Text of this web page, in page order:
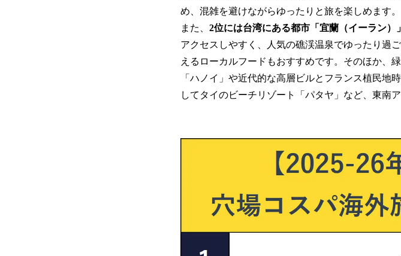
め、混雑を避けながらゆったりと旅を楽しめます。
また、 2位には台湾にある都市「宜蘭（イーラン）
アクセスしやすく、人気の礁渓温泉でゆったり過
えるローカルフードもおすすめです。そのほか、
「ハノイ」や近代的な高層ビルとフランス植民地
してタイのビーチリゾート「パタヤ」など、東南